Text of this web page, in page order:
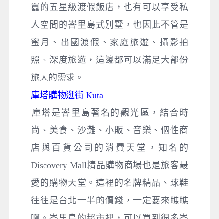
囂的五星級渡假飯店，也有可以享受私
人空間的峇里島式別墅，也因此不管是
蜜月、出國渡假、家庭旅遊、攝影拍
照、深度旅遊，這邊都可以滿足大部份
旅人的需求。
庫塔購物逛街 Kuta
​庫塔是峇里島著名的觀光區，結合時
尚、美食、沙灘、小販、音樂、個性商
店與百貨公司的消費天堂，知名的
Discovery Mall精品購物商場也是旅客最
愛的購物天堂。這裡的名牌精品、球鞋
往往是台北一半的價錢，一定要來瞧瞧